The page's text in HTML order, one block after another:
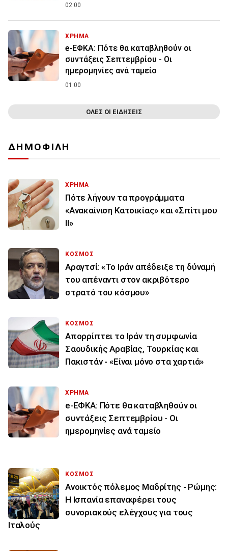
02:00
ΧΡΗΜΑ
e-ΕΦΚΑ: Πότε θα καταβληθούν οι
συντάξεις Σεπτεμβρίου - Οι
ημερομηνίες ανά ταμείο
01:00
ΟΛΕΣ ΟΙ ΕΙΔΗΣΕΙΣ
ΔΗΜΟΦΙΛΗ
ΧΡΗΜΑ
Πότε λήγουν τα προγράμματα
«Ανακαίνιση Κατοικίας» και «Σπίτι μου
ΙΙ»
ΚΟΣΜΟΣ
Αραγτσί: «Το Ιράν απέδειξε τη δύναμή
του απέναντι στον ακριβότερο
στρατό του κόσμου»
ΚΟΣΜΟΣ
Απορρίπτει το Ιράν τη συμφωνία
Σαουδικής Αραβίας, Τουρκίας και
Πακιστάν - «Είναι μόνο στα χαρτιά»
ΧΡΗΜΑ
e-ΕΦΚΑ: Πότε θα καταβληθούν οι
συντάξεις Σεπτεμβρίου - Οι
ημερομηνίες ανά ταμείο
ΚΟΣΜΟΣ
Ανοικτός πόλεμος Μαδρίτης - Ρώμης:
Η Ισπανία επαναφέρει τους
συνοριακούς ελέγχους για τους
Ιταλούς